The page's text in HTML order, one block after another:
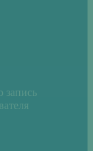
запись